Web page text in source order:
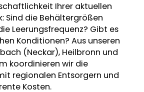
Ihrer aktuellen
Sind die Behältergrößen
Leerungsfrequenz? Gibt es
Konditionen? Aus unseren
(Neckar), Heilbronn und
koordinieren wir die
regionalen Entsorgern und
Kosten.